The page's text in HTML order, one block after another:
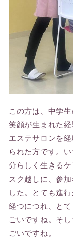
この方は、中学
笑顔が生まれた
エステサロンを
られた方です。
分らしく生きる
スク越しに、参
した。とても進
経つにつれ、と
ごいですね。そ
ごいですね。